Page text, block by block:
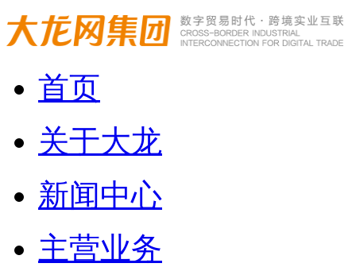
首页
关于大龙
新闻中心
主营业务